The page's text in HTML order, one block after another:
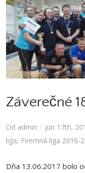
Aktuality, Bowlingové
Záverečné
Od admin | jún 17th,
liga, Firemná liga 2016-
Dňa 13.06.2017 bolo